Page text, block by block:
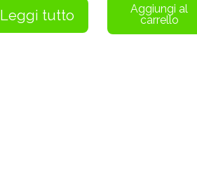
Leggi tutto
Aggiungi al
carrello